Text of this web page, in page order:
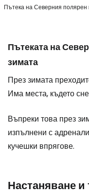
Пътека на Северния полярен
Пътеката на
зимата
През зимата
Има места, където
Въпреки това през
изпълнени с
кучешки впрягове.
Настаняване